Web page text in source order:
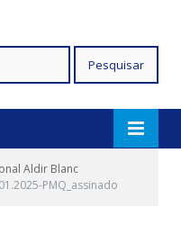
Aldir Blanc
PMQ_assinado